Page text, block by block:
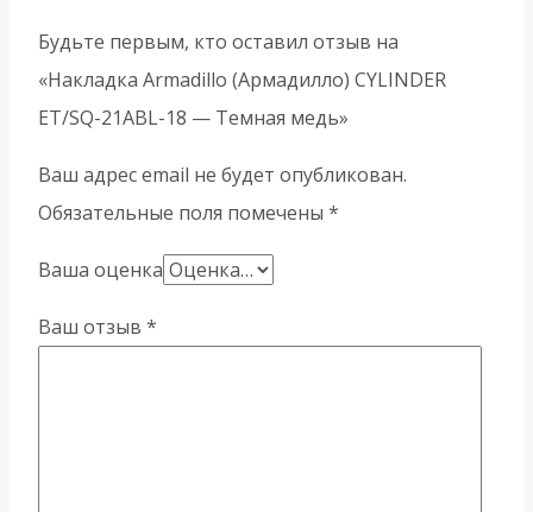
Будьте первым, кто оставил отзыв на
«Накладка Armadillo (Армадилло) CYLINDER
ET/SQ-21ABL-18 — Темная медь»
Ваш адрес email не будет опубликован.
Обязательные поля помечены *
Ваша оценка
Ваш отзыв *